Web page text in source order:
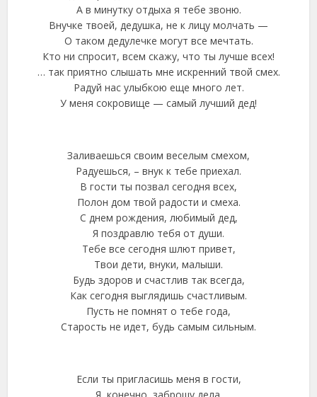
А в минутку отдыха я тебе звоню.
Внучке твоей, дедушка, не к лицу молчать —
О таком дедулечке могут все мечтать.
Кто ни спросит, всем скажу, что ты лучше всех!
… так приятно слышать мне искренний твой смех.
Радуй нас улыбкою еще много лет.
У меня сокровище — самый лучший дед!
Заливаешься своим веселым смехом,
Радуешься, – внук к тебе приехал.
В гости ты позвал сегодня всех,
Полон дом твой радости и смеха.
С днем рождения, любимый дед,
Я поздравлю тебя от души.
Тебе все сегодня шлют привет,
Твои дети, внуки, малыши.
Будь здоров и счастлив так всегда,
Как сегодня выглядишь счастливым.
Пусть не помнят о тебе года,
Старость не идет, будь самым сильным.
Если ты пригласишь меня в гости,